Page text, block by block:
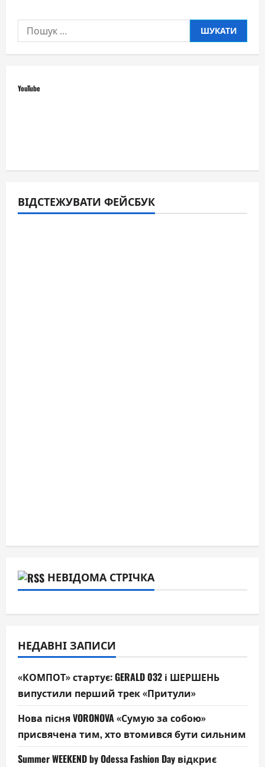
Пошук:
YouTube
ВІДСТЕЖУВАТИ ФЕЙСБУК
НЕВІДОМА СТРІЧКА
НЕДАВНІ ЗАПИСИ
«КОМПОТ» стартує: GERALD 032 і ШЕРШЕНЬ
випустили перший трек «Притули»
Нова пісня VORONOVA «Сумую за собою»
присвячена тим, хто втомився бути сильним
Summer WEEKEND by Odessa Fashion Day відкриє